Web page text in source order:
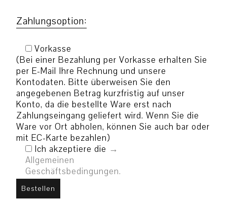
Zahlungsoption:
Vorkasse
(Bei einer Bezahlung per Vorkasse erhalten Sie
per E-Mail Ihre Rechnung und unsere
Kontodaten. Bitte überweisen Sie den
angegebenen Betrag kurzfristig auf unser
Konto, da die bestellte Ware erst nach
Zahlungseingang geliefert wird. Wenn Sie die
Ware vor Ort abholen, können Sie auch bar oder
mit EC-Karte bezahlen)
Ich akzeptiere die
Allgemeinen
Geschäftsbedingungen.